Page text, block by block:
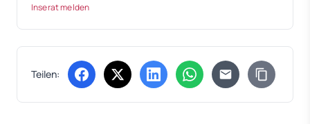
Inserat melden
Teilen: (öffnet in neuem Tab)
(öffnet in neuem Tab)
(öffnet in neuem Tab)
(öffnet in neuem Tab)